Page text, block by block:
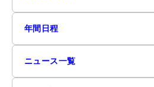
年間日程
ニュース一覧